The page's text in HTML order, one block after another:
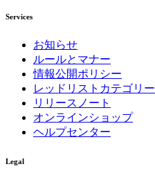
Services
お知らせ
ルールとマナー
情報公開ポリシー
レッドリストカテゴリー
リリースノート
オンラインショップ
ヘルプセンター
Legal